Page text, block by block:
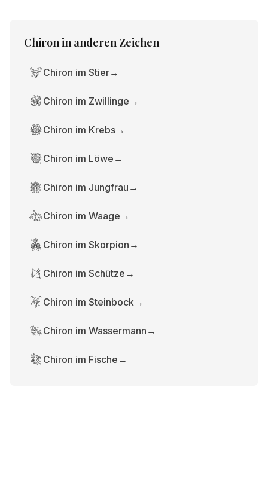
Chironin anderen Zeichen
Chiron im Stier→
Chiron im Zwillinge →
Chiron im Krebs→
Chiron im Löwe →
Chiron im Jungfrau →
Chiron im Waage →
Chiron im Skorpion →
Chiron im Schütze →
Chiron im Steinbock→
Chiron im Wassermann →
Chiron im Fische →